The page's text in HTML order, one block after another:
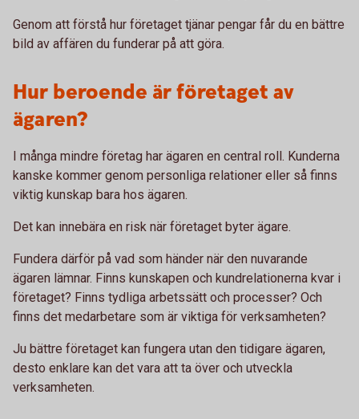
Genom att förstå hur företaget tjänar pengar får du en bättre
bild av affären du funderar på att göra.
Hur beroende är företaget av
ägaren?
I många mindre företag har ägaren en central roll. Kunderna
kanske kommer genom personliga relationer eller så finns
viktig kunskap bara hos ägaren.
Det kan innebära en risk när företaget byter ägare.
Fundera därför på vad som händer när den nuvarande
ägaren lämnar. Finns kunskapen och kundrelationerna kvar i
företaget? Finns tydliga arbetssätt och processer? Och
finns det medarbetare som är viktiga för verksamheten?
Ju bättre företaget kan fungera utan den tidigare ägaren,
desto enklare kan det vara att ta över och utveckla
verksamheten.